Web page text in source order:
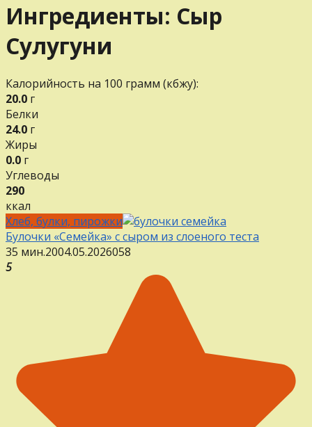
Ингредиенты: Сыр
Сулугуни
Калорийность на 100 грамм (кбжу):
20.0 г
Белки
24.0 г
Жиры
0.0 г
Углеводы
290
ккал
Хлеб, булки, пирожки
Булочки «Семейка» с сыром из слоеного теста
35 мин.2004.05.2026058
5